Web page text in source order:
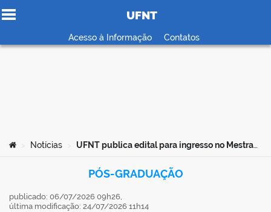
Ir para o conteúdo
UFNT
Acesso à Informação Contatos
Você está aqui:
Notícias UFNT publica edital para ingresso no Mestrado em Demandas Populares e Dinâmicas Regionais
PÓS-GRADUAÇÃO
publicado: 06/07/2026 09h26,
última modificação: 24/07/2026 11h14